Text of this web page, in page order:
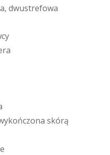
a, dwustrefowa
cy
ra
ykończona skórą
e